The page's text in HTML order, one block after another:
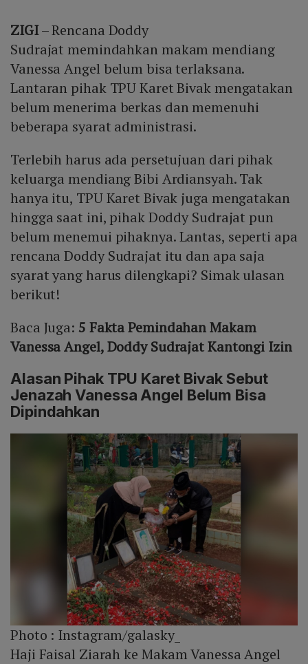
ZIGI– Rencana Doddy
Sudrajat memindahkan makam mendiang
Vanessa Angel belum bisa terlaksana.
Lantaran pihak TPU Karet Bivak mengatakan
belum menerima berkas dan memenuhi
beberapa syarat administrasi.
Terlebih harus ada persetujuan dari pihak
keluarga mendiang Bibi Ardiansyah. Tak
hanya itu, TPU Karet Bivak juga mengatakan
hingga saat ini, pihak Doddy Sudrajat pun
belum menemui pihaknya. Lantas, seperti apa
rencana Doddy Sudrajat itu dan apa saja
syarat yang harus dilengkapi? Simak ulasan
berikut!
Baca Juga: 5 Fakta Pemindahan Makam
Vanessa Angel, Doddy Sudrajat Kantongi Izin
Alasan Pihak TPU Karet Bivak Sebut
Jenazah Vanessa Angel Belum Bisa
Dipindahkan
Photo : Instagram/galasky_
Haji Faisal Ziarah ke Makam Vanessa Angel